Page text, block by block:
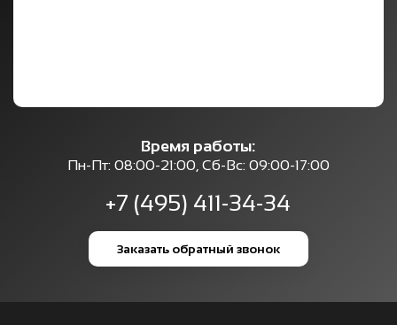
Время работы:
Пн-Пт: 08:00-21:00, Сб-Вс: 09:00-17:00
+7 (495) 411-34-34
Заказать обратный звонок